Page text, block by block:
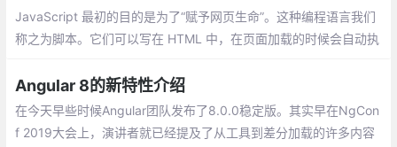
JavaScript 最初的目的是为了“赋予网页生命”。这种编程语言我们
称之为脚本。它们可以写在 HTML 中，在页面加载的时候会自动执
可运行。
Angular 8的新特性介绍
在今天早些时候Angular团队发布了8.0.0稳定版。其实早在NgCon
f 2019大会上，演讲者就已经提及了从工具到差分加载的许多内容